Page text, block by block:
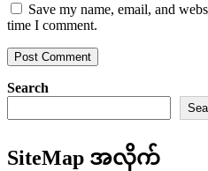
Save my name, email, and
time I comment.
Search
SiteMap အလိုက်